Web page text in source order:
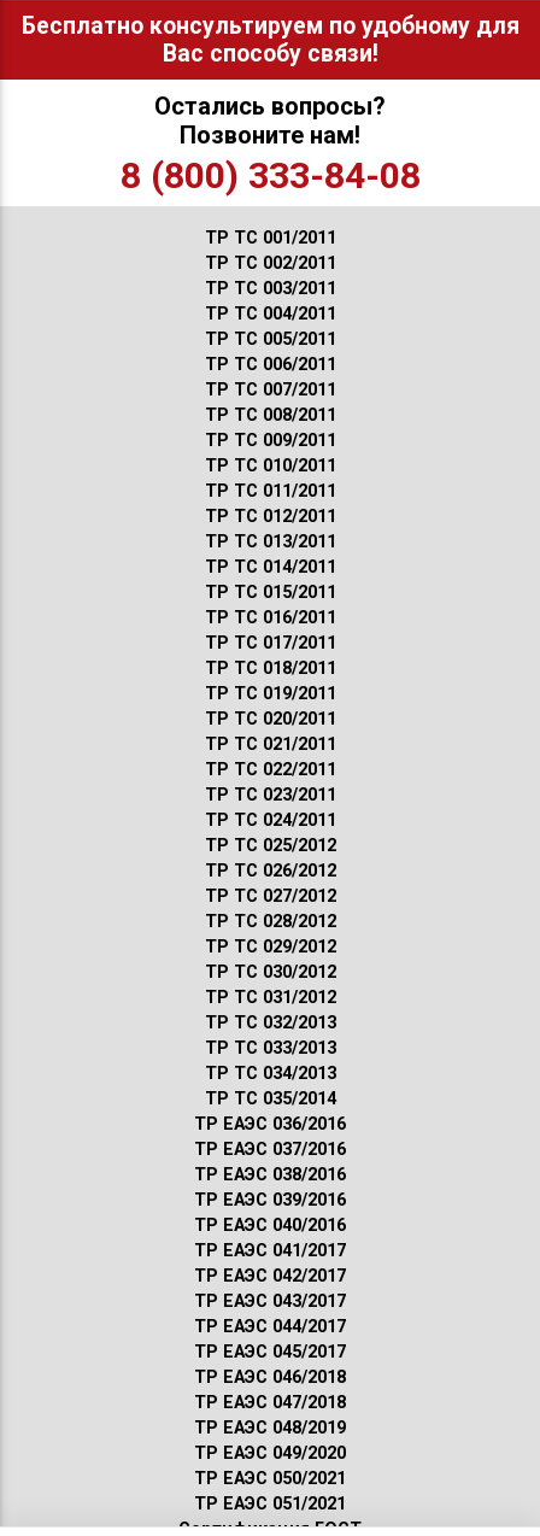
Бесплатно консультируем по удобному для
Вас способу связи!
Остались вопросы?
Позвоните нам!
8 (800) 333-84-08
ТР ТС 001/2011
ТР ТС 002/2011
ТР ТС 003/2011
ТР ТС 004/2011
ТР ТС 005/2011
ТР ТС 006/2011
ТР ТС 007/2011
ТР ТС 008/2011
ТР ТС 009/2011
ТР ТС 010/2011
ТР ТС 011/2011
ТР ТС 012/2011
ТР ТС 013/2011
ТР ТС 014/2011
ТР ТС 015/2011
ТР ТС 016/2011
ТР ТС 017/2011
ТР ТС 018/2011
ТР ТС 019/2011
ТР ТС 020/2011
ТР ТС 021/2011
ТР ТС 022/2011
ТР ТС 023/2011
ТР ТС 024/2011
ТР ТС 025/2012
ТР ТС 026/2012
ТР ТС 027/2012
ТР ТС 028/2012
ТР ТС 029/2012
ТР ТС 030/2012
ТР ТС 031/2012
ТР ТС 032/2013
ТР ТС 033/2013
ТР ТС 034/2013
ТР ТС 035/2014
ТР ЕАЭС 036/2016
ТР ЕАЭС 037/2016
ТР ЕАЭС 038/2016
ТР ЕАЭС 039/2016
ТР ЕАЭС 040/2016
ТР ЕАЭС 041/2017
ТР ЕАЭС 042/2017
ТР ЕАЭС 043/2017
ТР ЕАЭС 044/2017
ТР ЕАЭС 045/2017
ТР ЕАЭС 046/2018
ТР ЕАЭС 047/2018
ТР ЕАЭС 048/2019
ТР ЕАЭС 049/2020
ТР ЕАЭС 050/2021
ТР ЕАЭС 051/2021
Сертификация ГОСТ